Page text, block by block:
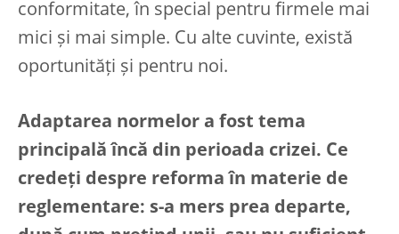
conformitate, în special pentru firmele mai
mici și mai simple. Cu alte cuvinte, există
oportunități și pentru noi.
Adaptarea normelor a fost tema
principală încă din perioada crizei. Ce
credeți despre reforma în materie de
reglementare: s-a mers prea departe,